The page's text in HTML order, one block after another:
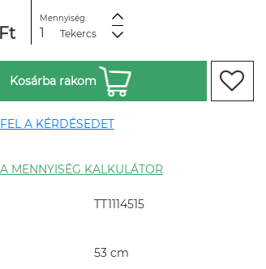
Mennyiség:
Tekercs
Kosárba rakom
A KÉRDÉSEDET
MENNYISÉG KALKULÁTOR
TT1114515
53 cm